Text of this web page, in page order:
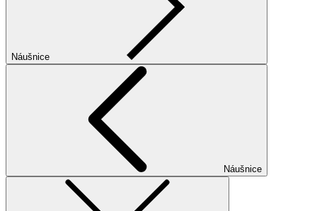
Náušnice
Náušnice